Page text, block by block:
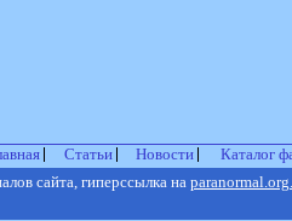
Статьи Новости
Каталог
сайта, гиперссылка на